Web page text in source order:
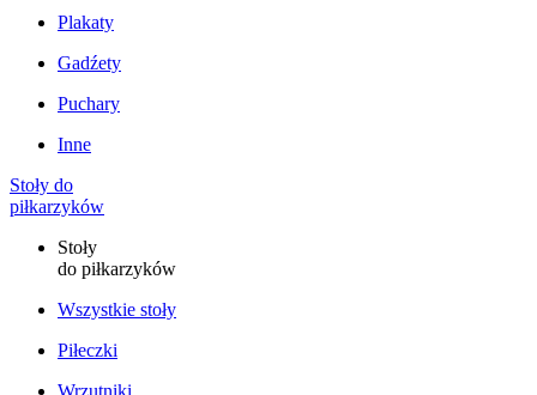
Plakaty
Gadźety
Puchary
Inne
Stoły do
piłkarzyków
Stoły
do piłkarzyków
Wszystkie stoły
Piłeczki
Wrzutniki